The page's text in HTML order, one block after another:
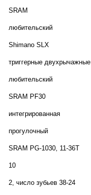
SRAM
любительский
Shimano SLX
триггерные двухрычажные
любительский
SRAM PF30
интегрированная
прогулочный
SRAM PG-1030, 11-36T
10
2, число зубьев 38-24